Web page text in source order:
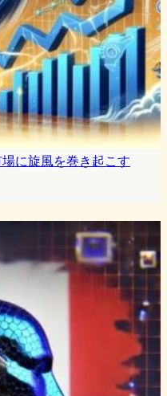
に旋風を巻き起こす